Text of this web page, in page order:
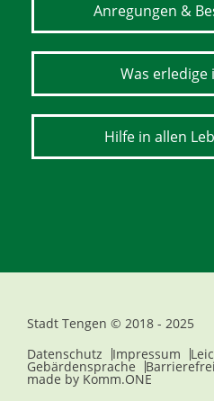
Anregungen &
Was erledige
Hilfe in allen
Stadt Tengen © 2018 - 2025
Datenschutz
Impressum
Gebärdensprache
made by Komm.ONE